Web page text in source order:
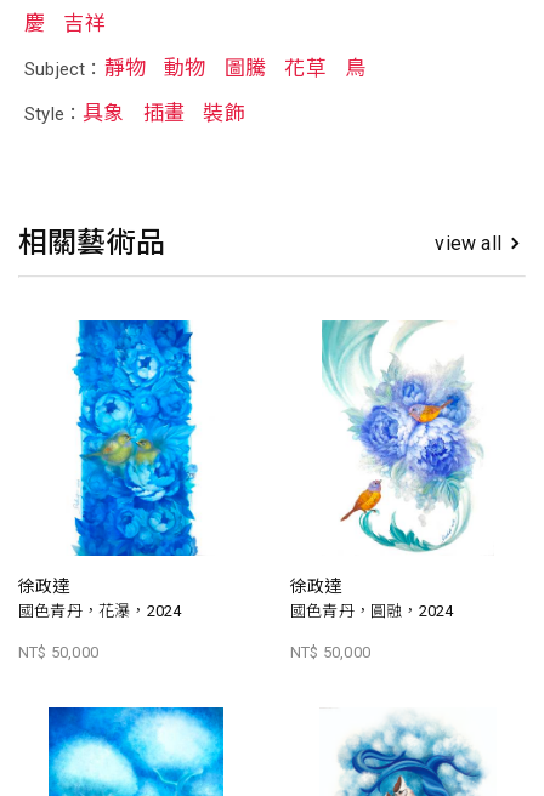
慶
吉祥
Subject： 靜物 動物 圖騰 花草 鳥
Style： 具象 插畫 裝飾
相關藝術品 view all
徐政達
國色青丹，花瀑，2024
NT$ 50,000
徐政達
國色青丹，圓融，2024
NT$ 50,000